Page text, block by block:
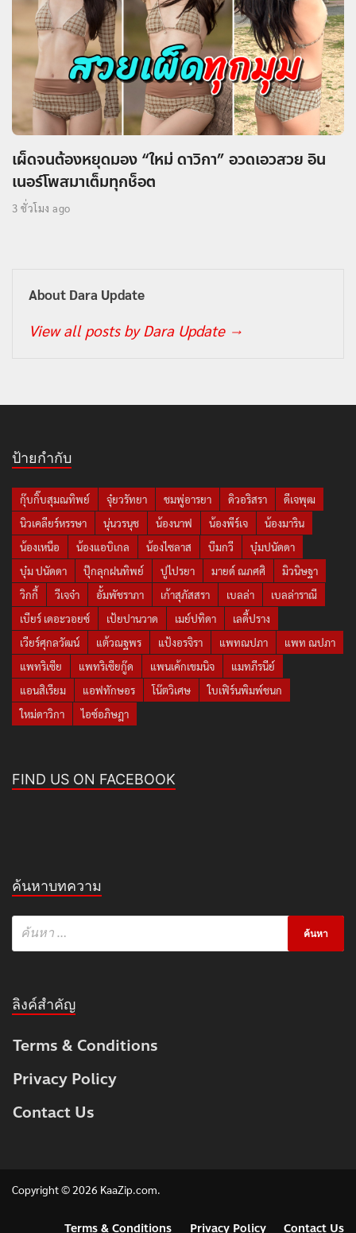
เผ็ดจนต้องหยุดมอง “ใหม่ ดาวิกา” อวดเอวสวย อิน
เนอร์โพสมาเต็มทุกช็อต
3 ชั่วโมง ago
About Dara Update
View all posts by Dara Update →
ป้ายกำกับ
กุ๊บกิ๊บสุมณทิพย์ จุ๋ยวรัทยา ชมพู่อารยา ดิวอริสรา
ดีเจพุฒ
นิวเคลียร์หรรษา
นุ่นวรนุช น้องนาฟ น้องพีร์เจ
น้องมาริน
น้องเหนือ
น้องแอบิเกล น้องไซลาส บีมกวี
บุ๋มปนัดดา
บุ๋ม ปนัดดา
ปุ๊กลุกฝนทิพย์ ปูไปรยา มายด์ ณภศศิ
มิวนิษฐา
วิกกี้
วีเจจ๋า อั้มพัชราภา เก้าสุภัสสรา เบลล่า
เบลล่าราณี
เบียร์ เดอะวอยซ์
เป้ยปานวาด เมย์ปทิดา
เลดี้ปราง
เวียร์ศุกลวัฒน์
แต้วณฐพร แป้งอรจิรา แพทณปภา
แพท ณปภา
แพทริเซีย
แพทริเซียกู๊ด แพนเค้กเขมนิจ
แมทภีรนีย์
แอนสิเรียม
แอฟทักษอร โน๊ตวิเศษ
ใบเฟิร์นพิมพ์ชนก
ใหม่ดาวิกา
ไอซ์อภิษฎา
FIND US ON FACEBOOK
ค้นหาบทความ
ลิงค์สำคัญ
Terms & Conditions
Privacy Policy
Contact Us
Copyright © 2026 KaaZip.com.
Terms & Conditions Privacy Policy Contact Us